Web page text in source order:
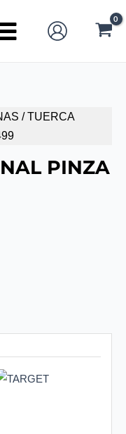
/ TUERCA
PINZA